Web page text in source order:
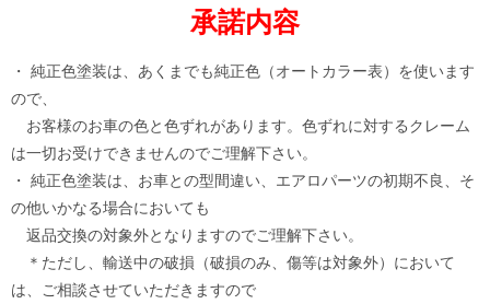
承諾内容
・ 純正色塗装は、あくまでも純正色（オートカラー表）を使います
ので、
お客様のお車の色と色ずれがあります。色ずれに対するクレーム
は一切お受けできませんのでご理解下さい。
・ 純正色塗装は、お車との型間違い、エアロパーツの初期不良、そ
の他いかなる場合においても
返品交換の対象外となりますのでご理解下さい。
＊ただし、輸送中の破損（破損のみ、傷等は対象外）において
は、ご相談させていただきますので